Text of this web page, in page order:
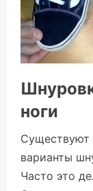
ноги
Существуют
варианты
Часто это